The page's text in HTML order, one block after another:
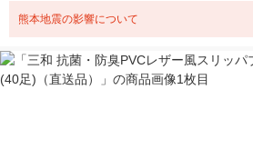
熊本地震の影響について